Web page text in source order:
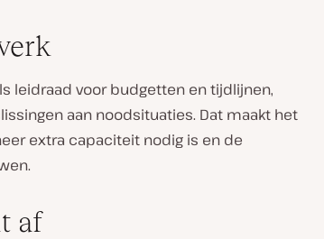
leidraad voor budgetten en tijdlijnen,
aan noodsituaties. Dat maakt het
extra capaciteit nodig is en de
af